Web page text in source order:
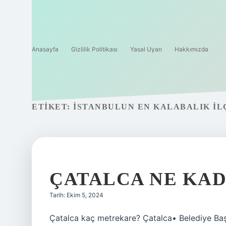
Anasayfa Gizlilik Politikası Yasal Uyarı Hakkımızda
ETIKET: İSTANBULUN EN KALABALIK
ÇATALCA NE
Tarih: Ekim 5, 2024
Çatalca kaç metrekare? Çatalca• Belediye